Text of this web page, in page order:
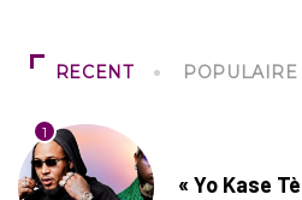
RECENT POPULAIRE
1
« Yo Kase